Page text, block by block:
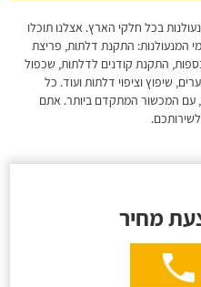
בכל חלקי הארץ. אצלנו תוכלו
המנעולנות: התקנת דלתות, פריצת
התקנת קודנים לדלתות, שכפול
שיפוץ וציפוי דלתות ועוד. כל
עם המכשור המתקדם ביותר. אתם
מחיר